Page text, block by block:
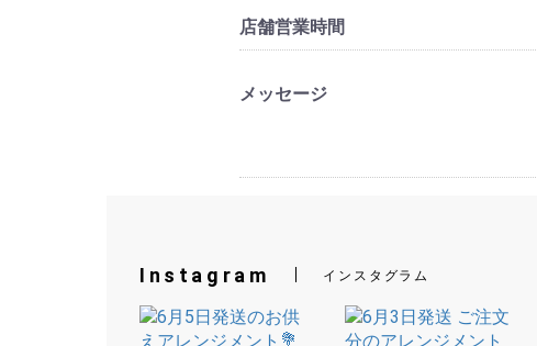
店舗営業時間
メッセージ
Instagram インスタグラム